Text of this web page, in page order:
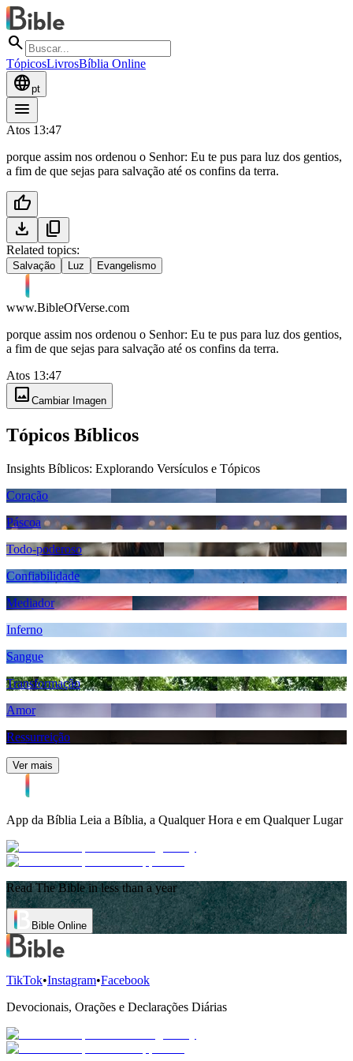
search
TópicosLivrosBíblia Online
languagept
menu
Atos 13:47
porque assim nos ordenou o Senhor: Eu te pus para luz dos gentios,
a fim de que sejas para salvação até os confins da terra.
thumb_up
download
content_copy
Related topics:
Salvação Luz Evangelismo
www.BibleOfVerse.com
porque assim nos ordenou o Senhor: Eu te pus para luz dos gentios,
a fim de que sejas para salvação até os confins da terra.
Atos 13:47
image Cambiar Imagen
Tópicos Bíblicos
Insights Bíblicos: Explorando Versículos e Tópicos
Coração
Páscoa
Todo-poderoso
Confiabilidade
Mediador
Inferno
Sangue
Transformação
Amor
Ressurreição
Ver mais
App da Bíblia Leia a Bíblia, a Qualquer Hora e em Qualquer Lugar
Read The Bible in less than a year
Bible Online
TikTok•Instagram•Facebook
Devocionais, Orações e Declarações Diárias